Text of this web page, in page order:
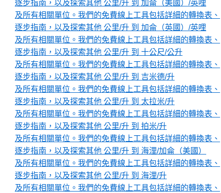
逐步指南，以及探索其他 公里/升 到 加侖（美國）/英哩
及所有相關單位。我們的免費線上工具包括詳細的轉換表、
逐步指南，以及探索其他 公里/升 到 加侖（英國）/英哩
及所有相關單位。我們的免費線上工具包括詳細的轉換表、
逐步指南，以及探索其他 公里/升 到 十公尺/公升
及所有相關單位。我們的免費線上工具包括詳細的轉換表、
逐步指南，以及探索其他 公里/升 到 吉米德/升
及所有相關單位。我們的免費線上工具包括詳細的轉換表、
逐步指南，以及探索其他 公里/升 到 太拉米/升
及所有相關單位。我們的免費線上工具包括詳細的轉換表、
逐步指南，以及探索其他 公里/升 到 拍米/升
及所有相關單位。我們的免費線上工具包括詳細的轉換表、
逐步指南，以及探索其他 公里/升 到 海浬/加侖（美國）
及所有相關單位。我們的免費線上工具包括詳細的轉換表、
逐步指南，以及探索其他 公里/升 到 海浬/升
及所有相關單位。我們的免費線上工具包括詳細的轉換表、